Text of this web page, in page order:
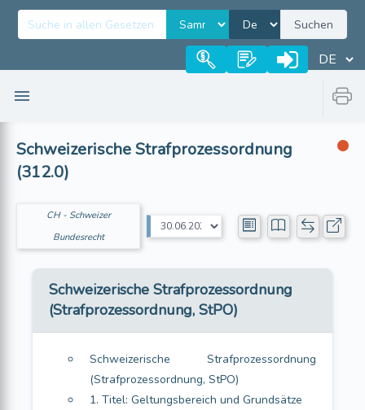
Suchen
Schweizerische Strafprozessordnung
(312.0)
CH - Schweizer
Bundesrecht
Schweizerische Strafprozessordnung
(Strafprozessordnung, StPO)
Schweizerische Strafprozessordnung
(Strafprozessordnung, StPO)
1. Titel: Geltungsbereich und Grundsätze